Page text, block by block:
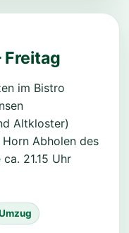
Freitag
im Bistro
Altkloster)
Abholen des
21.15 Uhr